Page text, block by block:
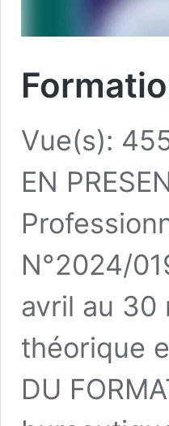
Vue(s):
EN
N°2024/
avril au 30
théorique
DU